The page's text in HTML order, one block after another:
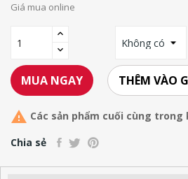
Giá mua online
MUA NGAY THÊM VÀO
 Các sản phẩm cuối cùng trong
Chia sẻ